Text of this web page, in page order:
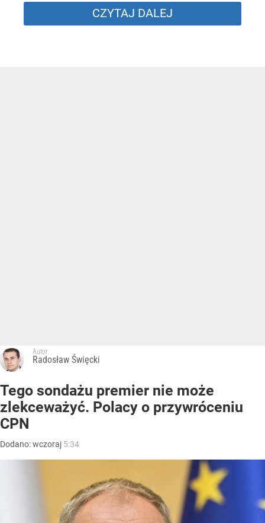
CZYTAJ DALEJ
Autor:
Radosław Święcki
Tego sondażu premier nie może
zlekceważyć. Polacy o przywróceniu
CPN
Dodano:wczoraj 5:34